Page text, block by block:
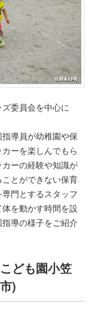
委員会を中心に
指導員が幼稚園や保
ーを楽しんでもら
ーの経験や知識が
とができない保育
門とするスタッフ
を動かす時間を設
導の様子をご紹介
ども園小笠
)